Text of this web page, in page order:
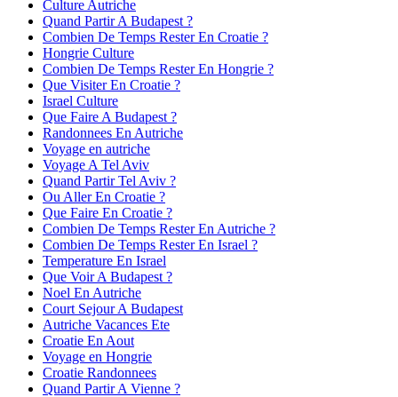
Culture Autriche
Quand Partir A Budapest ?
Combien De Temps Rester En Croatie ?
Hongrie Culture
Combien De Temps Rester En Hongrie ?
Que Visiter En Croatie ?
Israel Culture
Que Faire A Budapest ?
Randonnees En Autriche
Voyage en autriche
Voyage A Tel Aviv
Quand Partir Tel Aviv ?
Ou Aller En Croatie ?
Que Faire En Croatie ?
Combien De Temps Rester En Autriche ?
Combien De Temps Rester En Israel ?
Temperature En Israel
Que Voir A Budapest ?
Noel En Autriche
Court Sejour A Budapest
Autriche Vacances Ete
Croatie En Aout
Voyage en Hongrie
Croatie Randonnees
Quand Partir A Vienne ?